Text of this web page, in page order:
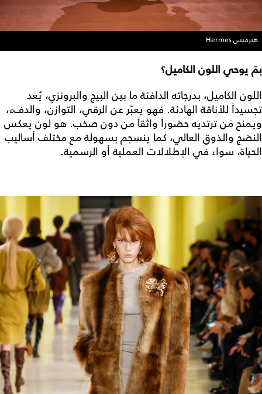
هيرميس Hermes
بمَ يوحي اللون الكاميل؟
اللون الكاميل، بدرجاته الدافئة ما بين البيج والبرونزي، يُعد
تجسيداً للأناقة الهادئة. فهو يعبّر عن الرقي، التوازن، والدفء،
ويمنح مَن ترتديه حضوراً واثقاً من دون صخب. هو لون يعكس
النضج والذوق العالي، كما ينسجم بسهولة مع مختلف أساليب
الحياة، سواء في الإطلالات العملية أو الرسمية.